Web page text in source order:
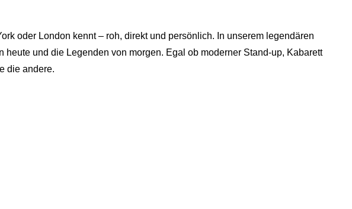
oder London kennt – roh, direkt und persönlich. In unserem legendären
und die Legenden von morgen. Egal ob moderner Stand-up, Kabarett
die andere.